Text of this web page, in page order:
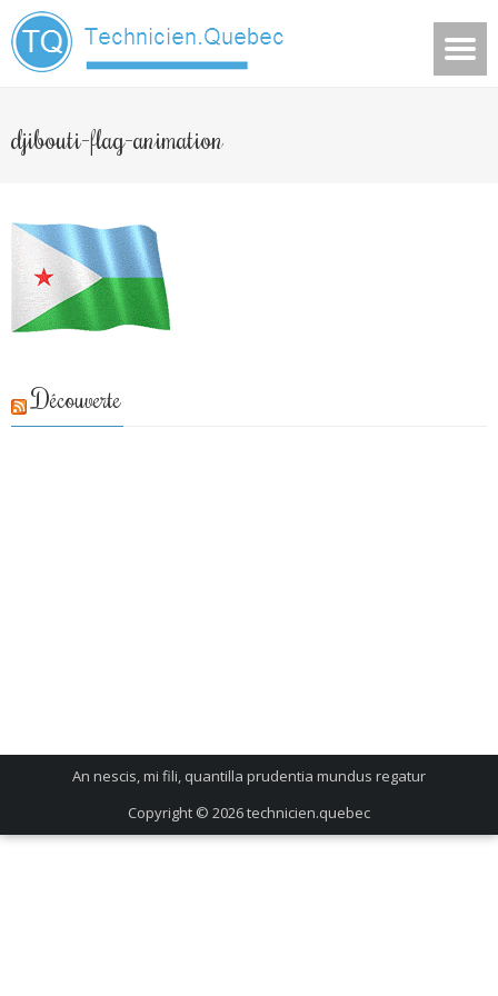
djibouti-flag-animation
Découverte
An nescis, mi fili, quantilla prudentia mundus regatur
Copyright © 2026technicien.quebec